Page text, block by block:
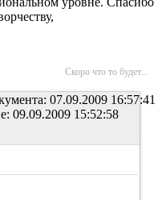
Скоро что то будет...
07.09.2009 16:57:41
09.09.2009 15:52:58